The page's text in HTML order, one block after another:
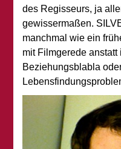
des Regisseurs, ja
gewissermaßen.
manchmal wie ein
mit Filmgerede
Beziehungsblabla